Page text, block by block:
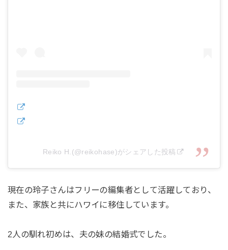
Reiko H.(@reikohase)がシェアした投稿
現在の玲子さんはフリーの編集者として活躍しており、
また、家族と共にハワイに移住しています。
2人の馴れ初めは、夫の妹の結婚式でした。